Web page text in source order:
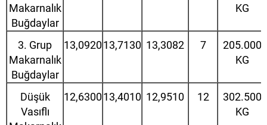
Makarnalık
Buğdaylar
KG
3. Grup
Makarnalık
Buğdaylar
13,092013,7130 13,3082 7
205.000
KG
Düşük
Vasıflı
12,630013,4010 12,9510 12
302.500
KG